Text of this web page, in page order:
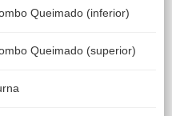
Queimado (inferior)
Queimado (superior)